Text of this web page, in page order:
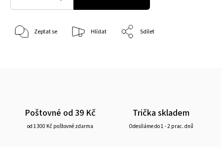
Zeptat se Hlídat Sdílet
Poštovné od 39 Kč
od 1300 Kč poštovné zdarma
Trička skladem
Odesíláme do 1 - 2 prac. dnů